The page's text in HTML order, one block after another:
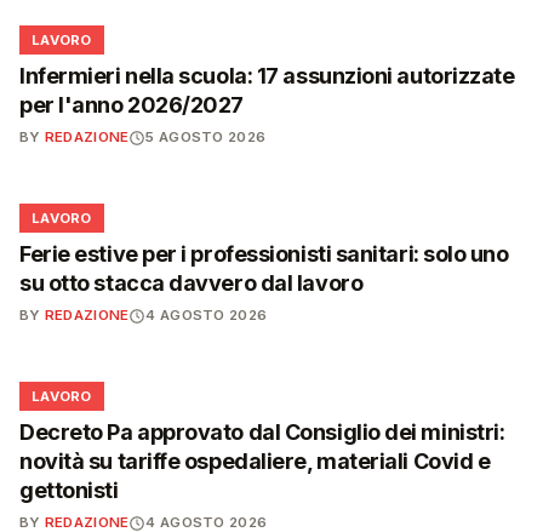
💼
LAVORO
Infermieri nella scuola: 17 assunzioni autorizzate
per l'anno 2026/2027
BY REDAZIONE 5 AGOSTO 2026
💼
LAVORO
Ferie estive per i professionisti sanitari: solo uno
su otto stacca davvero dal lavoro
BY REDAZIONE 4 AGOSTO 2026
💼
LAVORO
Decreto Pa approvato dal Consiglio dei ministri:
novità su tariffe ospedaliere, materiali Covid e
gettonisti
BY REDAZIONE 4 AGOSTO 2026